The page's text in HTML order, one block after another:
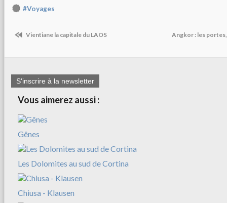
#Voyages
Vientiane la capitale du LAOS Angkor : les
S'inscrire à la newsletter
Vous aimerez aussi :
Gênes
Les Dolomites au sud de Cortina
Chiusa - Klausen